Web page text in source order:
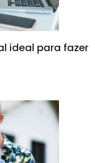
ideal para fazer